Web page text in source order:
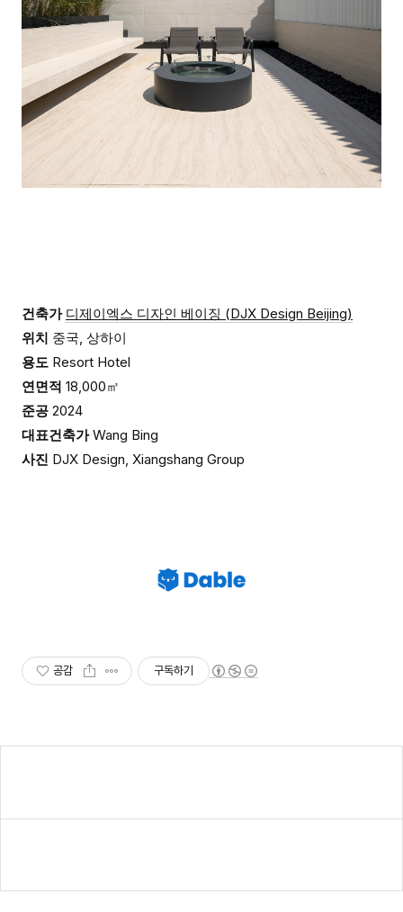
건축가 디제이엑스 디자인 베이징 (DJX Design Beijing)
위치 중국, 상하이
용도 Resort Hotel
연면적 18,000㎡
준공 2024
대표건축가 Wang Bing
사진 DJX Design, Xiangshang Group
공감 구독하기